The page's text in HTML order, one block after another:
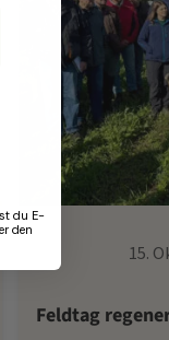
15.
Feldtag
du E-
den